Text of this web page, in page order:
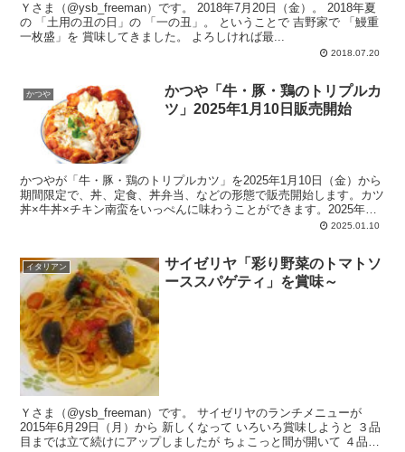
Ｙさま（@ysb_freeman）です。 2018年7月20日（金）。 2018年夏
の 「土用の丑の日」の 「一の丑」。 ということで 吉野家で 「鰻重
一枚盛」を 賞味してきました。 よろしければ最...
2018.07.20
かつや
かつや「牛・豚・鶏のトリプルカ
ツ」2025年1月10日販売開始
かつやが「牛・豚・鶏のトリプルカツ」を2025年1月10日（金）から
期間限定で、丼、定食、丼弁当、などの形態で販売開始します。カツ
丼×牛丼×チキン南蛮をいっぺんに味わうことができます。2025年の
干支は「巳（へび）」ということで、ヘビーな商品をお届け。サイズ
2025.01.10
イタリアン
サイゼリヤ「彩り野菜のトマトソ
ーススパゲティ」を賞味～
Ｙさま（@ysb_freeman）です。 サイゼリヤのランチメニューが
2015年6月29日（月）から 新しくなって いろいろ賞味しようと ３品
目までは立て続けにアップしましたが ちょこっと間が開いて ４品目